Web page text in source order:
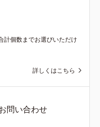
計個数までお選びいただけ
詳しくはこちら
問い合わせ